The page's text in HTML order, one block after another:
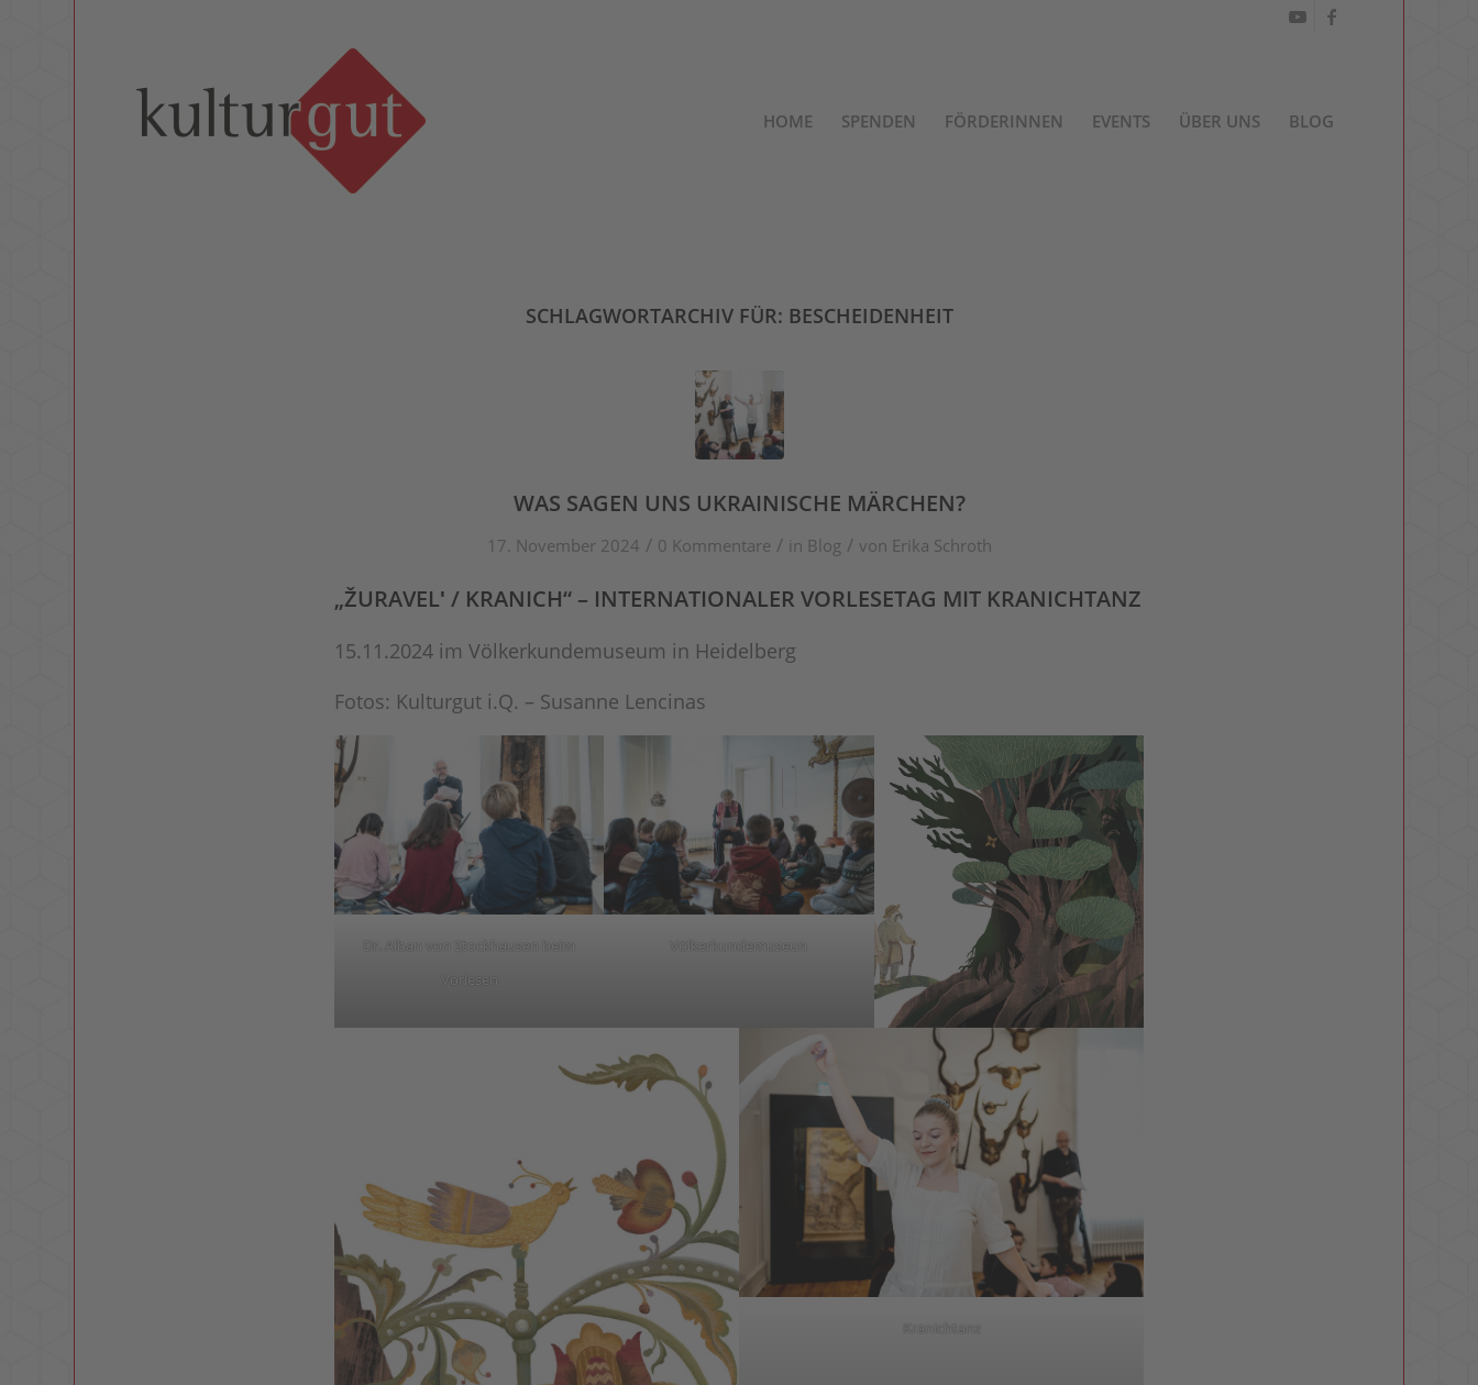
HOME SPENDEN FÖRDERINNEN EVENTS ÜBER UNS BLOG
SCHLAGWORTARCHIV FÜR: BESCHEIDENHEIT
WAS SAGEN UNS UKRAINISCHE MÄRCHEN?
17. November 2024 / 0 Kommentare / in Blog / von Erika Schroth
„ŽURAVELʹ / KRANICH“ – INTERNATIONALER VORLESETAG MIT KRANICHTANZ
15.11.2024 im Völkerkundemuseum in Heidelberg
Fotos: Kulturgut i.Q. – Susanne Lencinas
Dr. Alban von Stockhausen beim
Vorlesen
Völkerkundemuseun
Kranichtanz